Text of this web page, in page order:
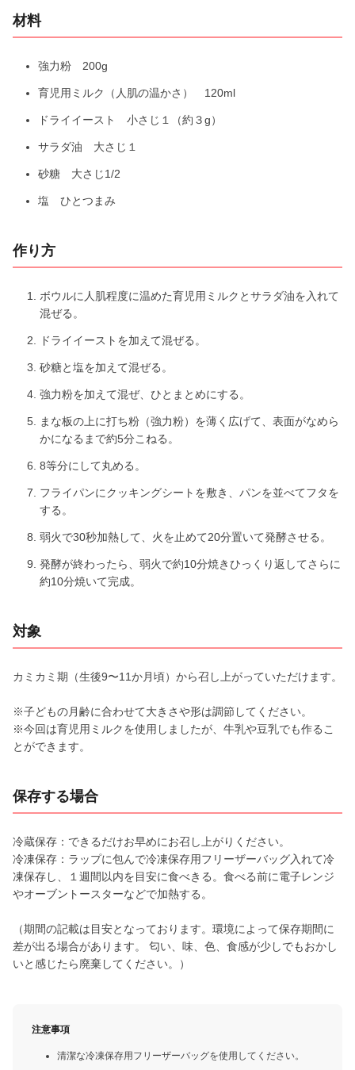
材料
強力粉 200g
育児用ミルク（人肌の温かさ） 120ml
ドライイースト 小さじ１（約３g）
サラダ油 大さじ１
砂糖 大さじ1/2
塩 ひとつまみ
作り方
ボウルに人肌程度に温めた育児用ミルクとサラダ油を入れて
混ぜる。
ドライイーストを加えて混ぜる。
砂糖と塩を加えて混ぜる。
強力粉を加えて混ぜ、ひとまとめにする。
まな板の上に打ち粉（強力粉）を薄く広げて、表面がなめら
かになるまで約5分こねる。
8等分にして丸める。
フライパンにクッキングシートを敷き、パンを並べてフタを
する。
弱火で30秒加熱して、火を止めて20分置いて発酵させる。
発酵が終わったら、弱火で約10分焼きひっくり返してさらに
約10分焼いて完成。
対象
カミカミ期（生後9〜11か月頃）から召し上がっていただけます。
※子どもの月齢に合わせて大きさや形は調節してください。
※今回は育児用ミルクを使用しましたが、牛乳や豆乳でも作るこ
とができます。
保存する場合
冷蔵保存：できるだけお早めにお召し上がりください。
冷凍保存：ラップに包んで冷凍保存用フリーザーバッグ入れて冷
凍保存し、１週間以内を目安に食べきる。食べる前に電子レンジ
やオーブントースターなどで加熱する。
（期間の記載は目安となっております。環境によって保存期間に
差が出る場合があります。 匂い、味、色、食感が少しでもおかし
いと感じたら廃棄してください。）
注意事項
清潔な冷凍保存用フリーザーバッグを使用してください。